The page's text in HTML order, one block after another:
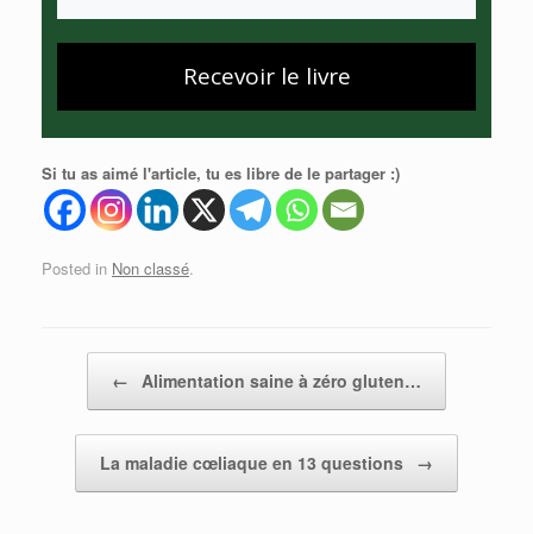
Recevoir le livre
Si tu as aimé l'article, tu es libre de le partager :)
Posted in Non classé.
← Alimentation saine à zéro gluten…
La maladie cœliaque en 13 questions →